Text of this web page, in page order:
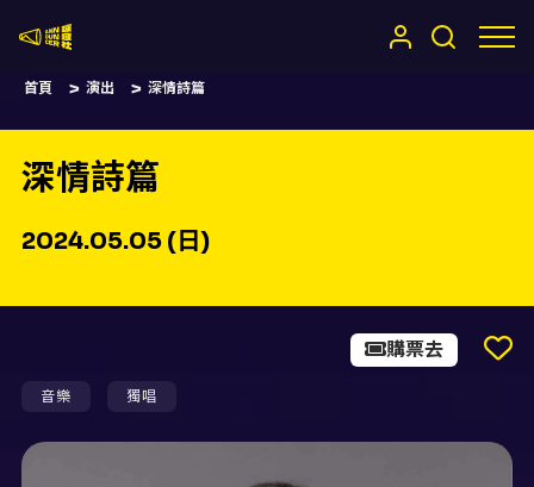
首頁 演出 深情詩篇
深情詩篇
2024.05.05 (日)
音樂 獨唱
購票去